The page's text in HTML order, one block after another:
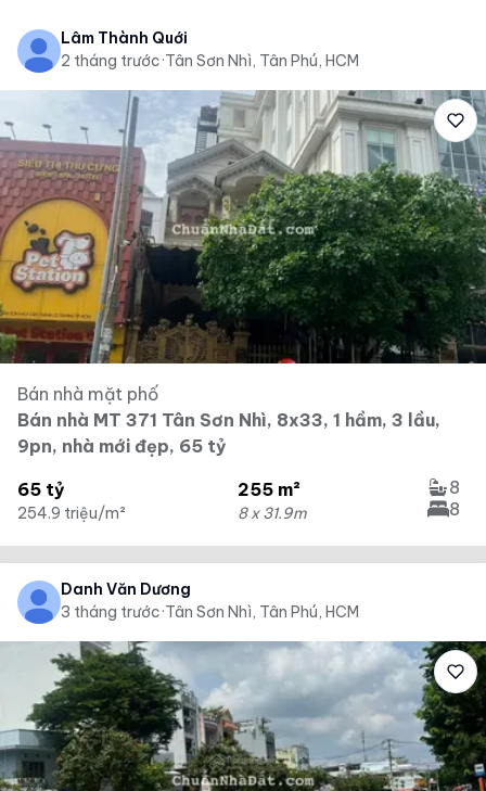
Lâm Thành Quới
2 tháng trước·Tân Sơn Nhì, Tân Phú, HCM
Bán nhà mặt phố
Bán nhà MT 371 Tân Sơn Nhì, 8x33, 1 hầm, 3 lầu,
9pn, nhà mới đẹp, 65 tỷ
65 tỷ
254.9 triệu/m²
255 m²
8 x 31.9m
8
8
Danh Văn Dương
3 tháng trước·Tân Sơn Nhì, Tân Phú, HCM